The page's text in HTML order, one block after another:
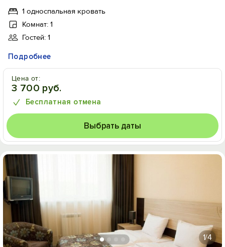
1 односпальная кровать
Комнат: 1
Гостей: 1
Подробнее
Цена от:
3 700 руб.
Бесплатная отмена
Выбрать даты
1/4